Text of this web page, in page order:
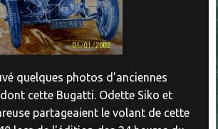
quelques photos d'anciennes
cette Bugatti. Odette Siko et
partageaient le volant de cette